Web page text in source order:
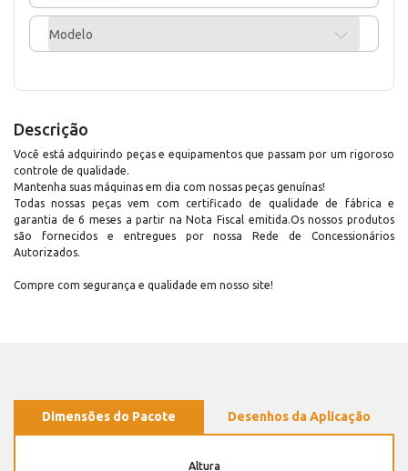
Modelo
Descrição
Você está adquirindo peças e equipamentos que passam por um rigoroso
controle de qualidade.
Mantenha suas máquinas em dia com nossas peças genuínas!
Todas nossas peças vem com certificado de qualidade de fábrica e
garantia de 6 meses a partir na Nota Fiscal emitida.Os nossos produtos
são fornecidos e entregues por nossa Rede de Concessionários
Autorizados.
Compre com segurança e qualidade em nosso site!
Dimensões do Pacote Desenhos da Aplicação
Altura